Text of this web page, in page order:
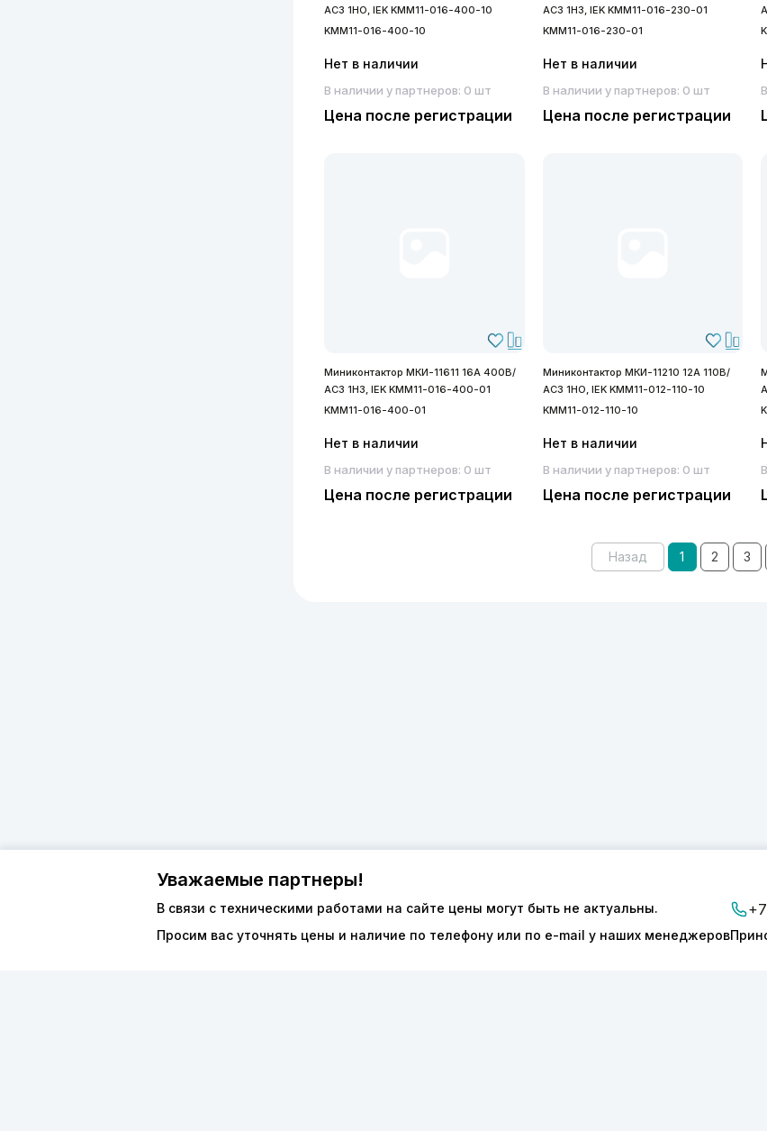
АС3 1НО, IEK KMM11-016-400-10
KMM11-016-400-10
Нет в наличии
В наличии у партнеров: 0 шт
Цена после регистрации
АС3 1Н3, IEK KMM11-016-230-01
KMM11-016-230-01
Нет в наличии
В наличии у партнеров: 0 шт
Цена после регистрации
Миниконтактор МКИ-11611 16А 400В/
АС3 1Н3, IEK KMM11-016-400-01
KMM11-016-400-01
Нет в наличии
В наличии у партнеров: 0 шт
Цена после регистрации
Миниконтактор МКИ-11210 12А 110В/
АС3 1НО, IEK KMM11-012-110-10
KMM11-012-110-10
Нет в наличии
В наличии у партнеров: 0 шт
Цена после регистрации
Назад 1 2 3
Уважаемые партнеры!
В связи с техническими работами на сайте цены могут быть не актуальны.
Просим вас уточнять цены и наличие по телефону или по e-mail у наших менеджеров
8 (800) 600-44-94
Каталог
Контакты